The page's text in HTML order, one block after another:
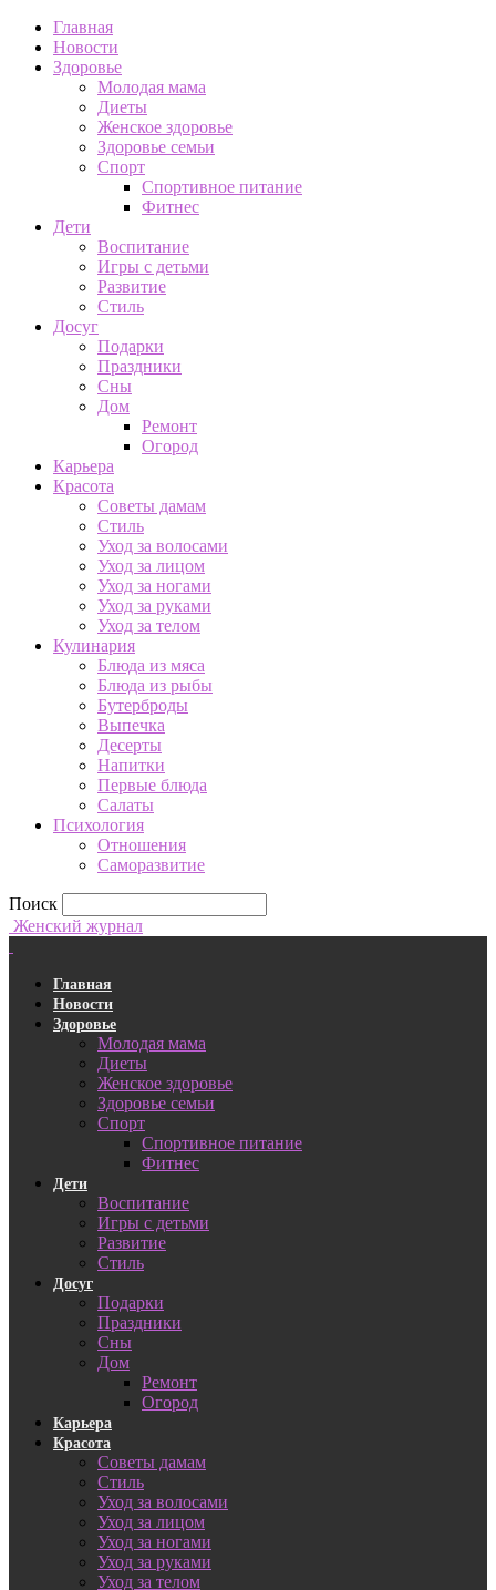
Главная
Новости
Здоровье
Молодая мама
Диеты
Женское здоровье
Здоровье семьи
Спорт
Спортивное питание
Фитнес
Дети
Воспитание
Игры с детьми
Развитие
Стиль
Досуг
Подарки
Праздники
Сны
Дом
Ремонт
Огород
Карьера
Красота
Советы дамам
Стиль
Уход за волосами
Уход за лицом
Уход за ногами
Уход за руками
Уход за телом
Кулинария
Блюда из мяса
Блюда из рыбы
Бутерброды
Выпечка
Десерты
Напитки
Первые блюда
Салаты
Психология
Отношения
Саморазвитие
Поиск
Женский журнал
Главная
Новости
Здоровье
Молодая мама
Диеты
Женское здоровье
Здоровье семьи
Спорт
Спортивное питание
Фитнес
Дети
Воспитание
Игры с детьми
Развитие
Стиль
Досуг
Подарки
Праздники
Сны
Дом
Ремонт
Огород
Карьера
Красота
Советы дамам
Стиль
Уход за волосами
Уход за лицом
Уход за ногами
Уход за руками
Уход за телом